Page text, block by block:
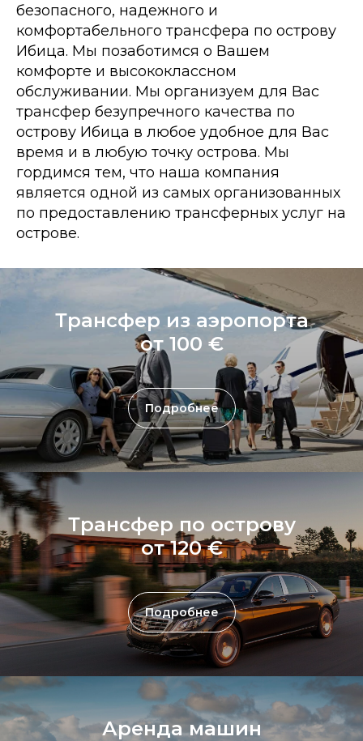
безопасного, надежного и
комфортабельного трансфера по острову
Ибица. Мы позаботимся о Вашем
комфорте и высококлассном
обслуживании. Мы организуем для Вас
трансфер безупречного качества по
острову Ибица в любое удобное для Вас
время и в любую точку острова. Мы
гордимся тем, что наша компания
является одной из самых организованных
по предоставлению трансферных услуг на
острове.
Трансфер из аэропорта
от 100 €
Подробнее
Трансфер по острову
от 120 €
Подробнее
Аренда машин